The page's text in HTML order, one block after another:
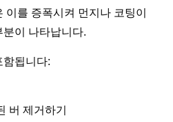
를 증폭시켜 먼지나 코팅이
이 나타납니다.
함됩니다:
버 제거하기